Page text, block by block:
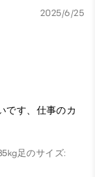
2025/6/25
です、仕事のカ
足のサイズ: